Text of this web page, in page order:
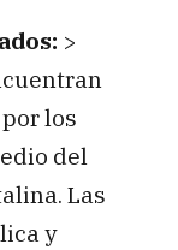
>
los
del
Las
y